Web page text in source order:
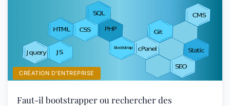
CRÉATION D’ENTREPRISE
Faut-il bootstrapper ou rechercher des